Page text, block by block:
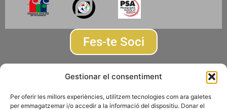
Gestionar el consentiment
Per oferir les millors experiències, utilitzem tecnologies com ara galetes
per emmagatzemar i/o accedir a la informació del dispositiu. Donar el
Fes-te Soci
Subscriu-te a la newsletter
© 2026 AGRUPACIÓ FOTOGRÀFICA DE MONTCADA I REIXAC